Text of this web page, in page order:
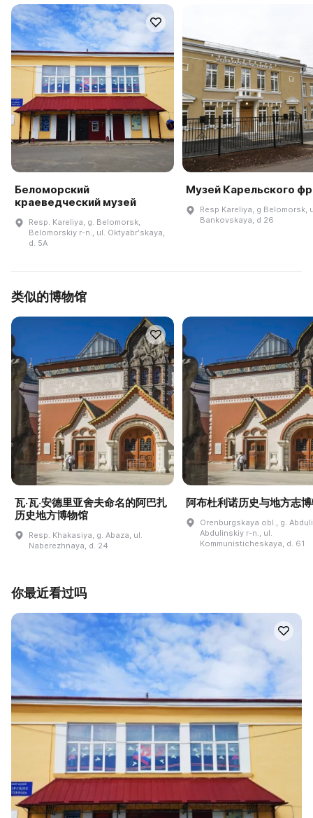
Беломорский
краеведческий музей
Resp. Kareliya, g. Belomorsk,
Belomorskiy r-n., ul. Oktyabrʹskaya,
d. 5A
Музей Карельского
Resp Kareliya, g Belomorsk,
Bankovskaya, d 26
类似的博物馆
瓦·瓦·安德里亚舍夫命名的阿巴扎
历史地方博物馆
Resp. Khakasiya, g. Abaza, ul.
Naberezhnaya, d. 24
阿布杜利诺历史与地方志
Orenburgskaya obl., g.
Abdulinskiy r-n., ul.
Kommunisticheskaya, d. 61
你最近看过吗